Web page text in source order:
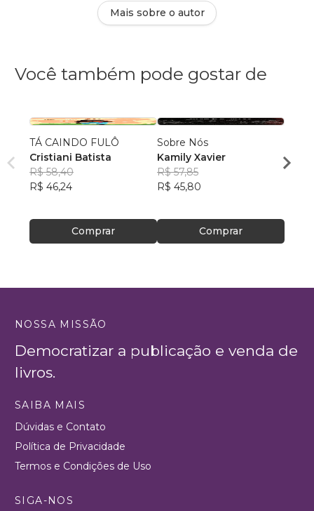
Mais sobre o autor
Você também pode gostar de
TÁ CAINDO FULÔ
Cristiani Batista
R$ 58,40
R$ 46,24
Comprar
Sobre Nós
Kamily Xavier
R$ 57,85
R$ 45,80
Comprar
R$
NOSSA MISSÃO
Democratizar a publicação e venda de
livros.
SAIBA MAIS
Dúvidas e Contato
Política de Privacidade
Termos e Condições de Uso
SIGA-NOS